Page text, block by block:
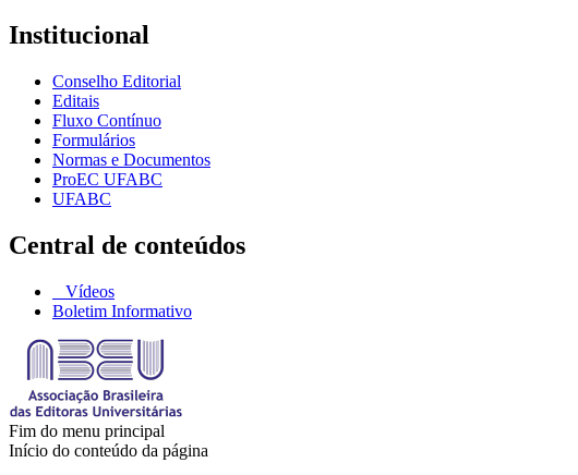
Institucional
Conselho Editorial
Editais
Fluxo Contínuo
Formulários
Normas e Documentos
ProEC UFABC
UFABC
Central de conteúdos
Vídeos
Boletim Informativo
Fim do menu principal
Início do conteúdo da página